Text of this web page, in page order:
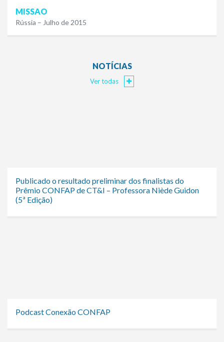
MISSAO
Rússia – Julho de 2015
NOTÍCIAS
Ver todas
Publicado o resultado preliminar dos finalistas do
Prêmio CONFAP de CT&I – Professora Niède Guidon
(5ª Edição)
Podcast Conexão CONFAP